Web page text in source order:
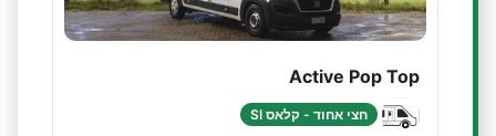
Active Pop Top
חצי אחוד - קלאס SI